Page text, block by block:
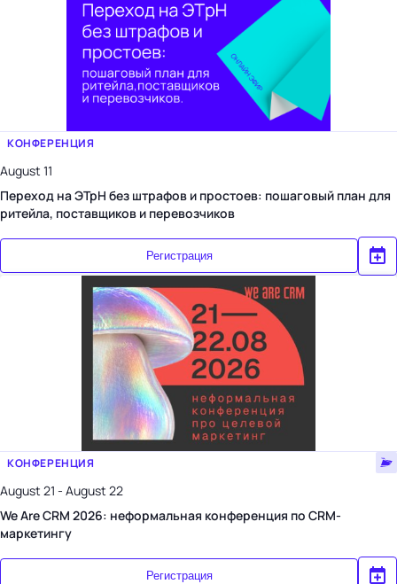
КОНФЕРЕНЦИЯ
August 11
Переход на ЭТрН без штрафов и простоев: пошаговый план для
ритейла, поставщиков и перевозчиков
Регистрация
КОНФЕРЕНЦИЯ
August 21 - August 22
We Are CRM 2026: неформальная конференция по CRM-
маркетингу
Регистрация